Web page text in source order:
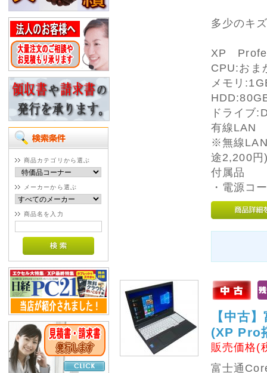
商品カテゴリから選ぶ
メーカーから選ぶ
商品名を入力
多少のキ
XP
CPU:おま
メモリ
ドライブ
有線LAN
※無線
途2,200円
付属品
・電源コ
【中古
(XP Pro
販売価格(
富士通